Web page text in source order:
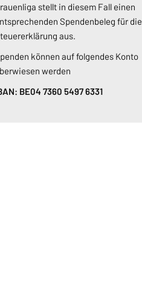
stellt in diesem Fall einen
Spendenbeleg für die
aus.
können auf folgendes Konto
werden
BE04 7360 5497 6331